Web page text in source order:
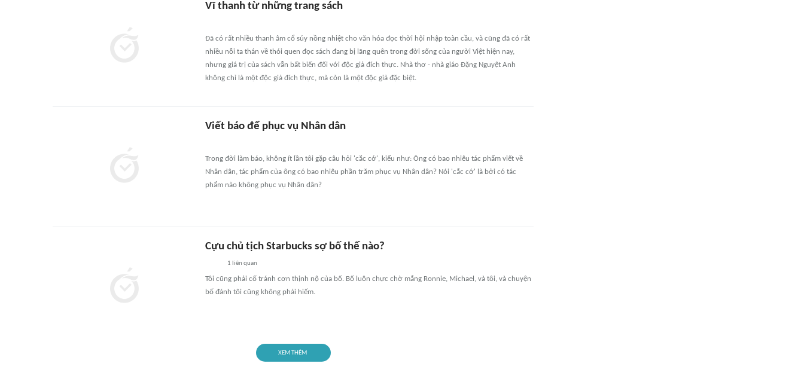
Vĩ thanh từ những trang sách
Đã có rất nhiều thanh âm cổ súy nồng nhiệt cho văn hóa đọc thời hội nhập toàn cầu, và cũng đã có rất
nhiều nỗi ta thán về thói quen đọc sách đang bị lãng quên trong đời sống của người Việt hiện nay,
nhưng giá trị của sách vẫn bất biến đối với độc giả đích thực. Nhà thơ - nhà giáo Đặng Nguyệt Anh
không chỉ là một độc giả đích thực, mà còn là một độc giả đặc biệt.
Viết báo để phục vụ Nhân dân
Trong đời làm báo, không ít lần tôi gặp câu hỏi 'cắc cớ', kiểu như: Ông có bao nhiêu tác phẩm viết về
Nhân dân, tác phẩm của ông có bao nhiêu phần trăm phục vụ Nhân dân? Nói 'cắc cớ' là bởi có tác
phẩm nào không phục vụ Nhân dân?
Cựu chủ tịch Starbucks sợ bố thế nào?
1 liên quan
Tôi cũng phải cố tránh cơn thịnh nộ của bố. Bố luôn chực chờ mắng Ronnie, Michael, và tôi, và chuyện
bố đánh tôi cũng không phải hiếm.
XEM THÊM